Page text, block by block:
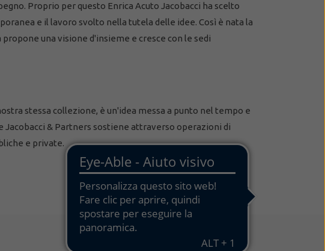
Proprio per questo Enrica Acuto Jacobacci ha scelto
e il lavoro svolto nella tutela delle idee. Così è nata la
una visione d'insieme e cresce con le sedi
stessa collezione, è un'idea messa a punto nel tempo e
Jacobacci & Partners sostiene attraverso operazioni di
e private.